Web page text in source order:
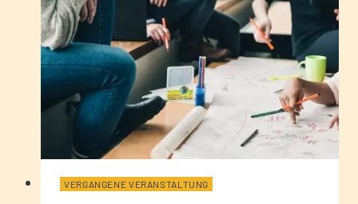
VERGANGENE VERANSTALTUNG